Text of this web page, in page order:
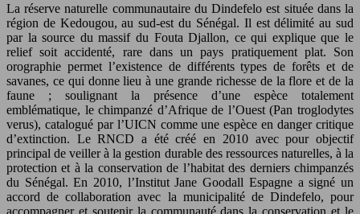
La réserve naturelle communautaire du Dindefelo est située dans la
région de Kedougou, au sud-est du Sénégal. Il est délimité au sud
par la source du massif du Fouta Djallon, ce qui explique que le
relief soit accidenté, rare dans un pays pratiquement plat. Son
orographie permet l’existence de différents types de forêts et de
savanes, ce qui donne lieu à une grande richesse de la flore et de la
faune ; soulignant la présence d’une espèce totalement
emblématique, le chimpanzé d’Afrique de l’Ouest (Pan troglodytes
verus), catalogué par l’UICN comme une espèce en danger critique
d’extinction. Le RNCD a été créé en 2010 avec pour objectif
principal de veiller à la gestion durable des ressources naturelles, à la
protection et à la conservation de l’habitat des derniers chimpanzés
du Sénégal. En 2010, l’Institut Jane Goodall Espagne a signé un
accord de collaboration avec la municipalité de Dindefelo, pour
accompagner et soutenir la communauté dans la conservation et le